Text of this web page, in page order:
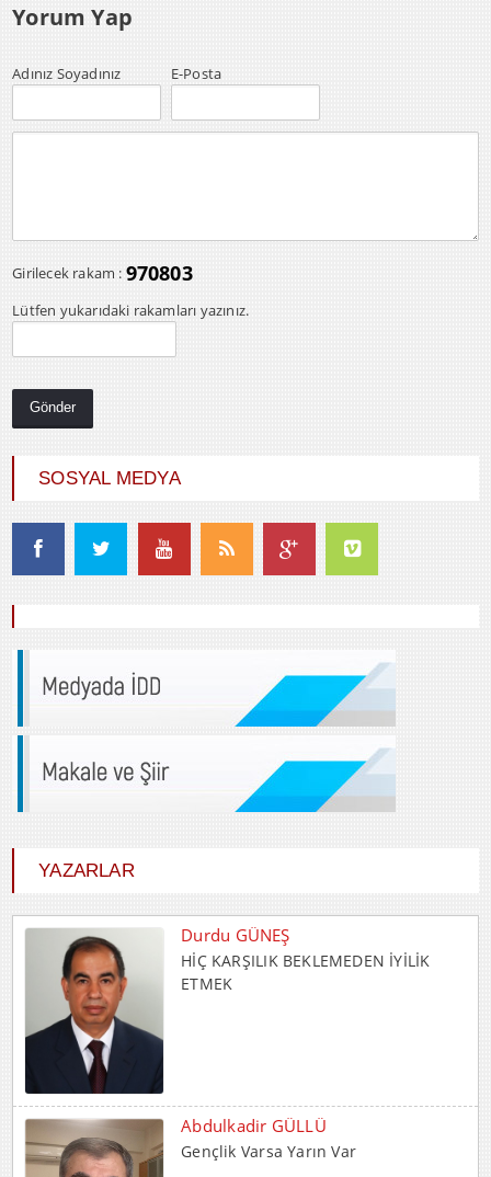
Yorum Yap
Adınız Soyadınız E-Posta
Girilecek rakam : 970803
Lütfen yukarıdaki rakamları yazınız.
SOSYAL MEDYA
YAZARLAR
Durdu GÜNEŞ
HİÇ KARŞILIK BEKLEMEDEN İYİLİK
ETMEK
Abdulkadir GÜLLÜ
Gençlik Varsa Yarın Var